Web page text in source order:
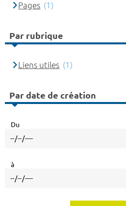
Pages (1)
Par rubrique
Liens utiles (1)
Par date de création
Du
à